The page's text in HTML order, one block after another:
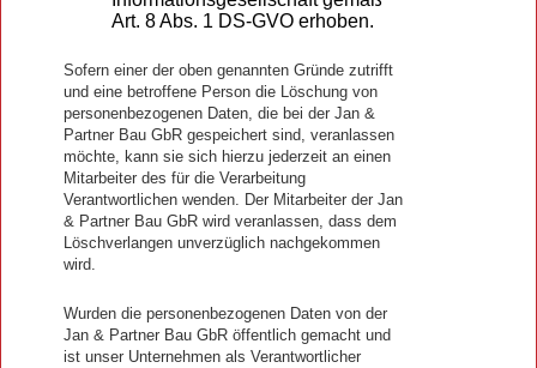
Art. 8 Abs. 1 DS-GVO erhoben.
Sofern einer der oben genannten Gründe zutrifft
und eine betroffene Person die Löschung von
personenbezogenen Daten, die bei der Jan &
Partner Bau GbR gespeichert sind, veranlassen
möchte, kann sie sich hierzu jederzeit an einen
Mitarbeiter des für die Verarbeitung
Verantwortlichen wenden. Der Mitarbeiter der Jan
& Partner Bau GbR wird veranlassen, dass dem
Löschverlangen unverzüglich nachgekommen
wird.
Wurden die personenbezogenen Daten von der
Jan & Partner Bau GbR öffentlich gemacht und
ist unser Unternehmen als Verantwortlicher